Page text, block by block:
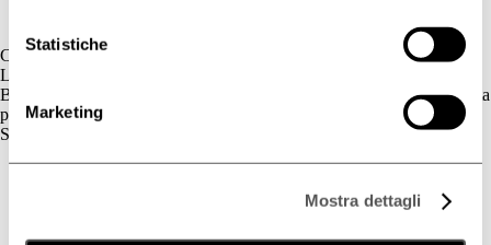
Statistiche
Marketing
Mostra dettagli
Contatti
L'azienda
BIOGENA è un’azienda cosmetica la cui gamma di prodotti è dedicata
principalmente al benessere della pelle.
Skincare